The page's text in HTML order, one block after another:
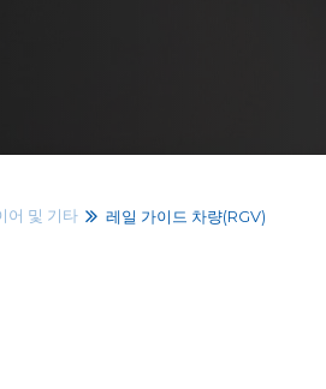
어 및 기타 레일 가이드 차량(RGV)